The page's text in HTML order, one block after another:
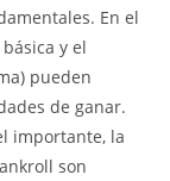
En el
y el
pueden
de ganar.
importante, la
son